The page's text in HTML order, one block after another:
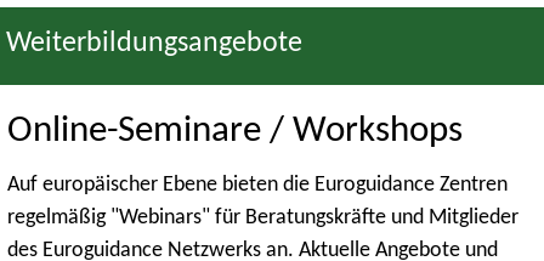
Weiterbildungsangebote
Online-Seminare / Workshops
Auf europäischer Ebene bieten die Euroguidance Zentren
regelmäßig "Webinars" für Beratungskräfte und Mitglieder
des Euroguidance Netzwerks an. Aktuelle Angebote und